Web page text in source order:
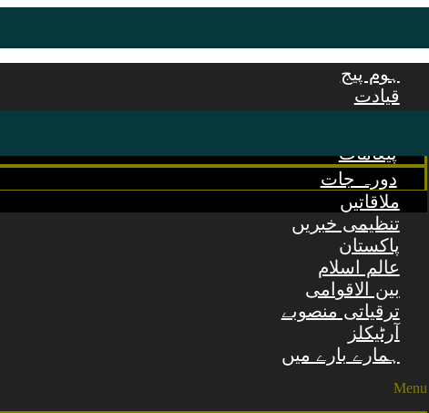
ہوم پیج
قیادت
پیغامات
دورہ جات
ملاقاتیں
تنظیمی خبریں
پاکستان
عالم اسلام
بین الاقوامی
ترقیاتی منصوبے
آرٹیکلز
ہمارے بارے میں
Menu